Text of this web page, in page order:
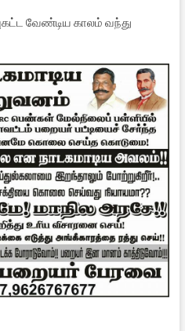
வேண்டிய காலம் வந்து